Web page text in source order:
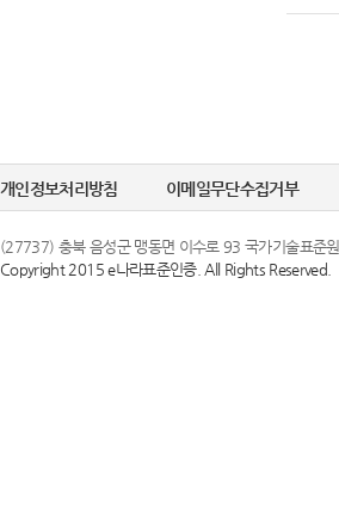
개인정보처리방침 이메일무단수집거부
(27737) 충북 음성군 맹동면 이수로 93 국가기술표준원
Copyright 2015 e나라표준인증. All Rights Reserved.